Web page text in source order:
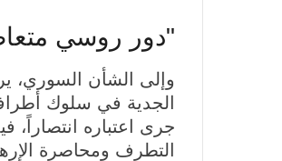
"دور روسي
وإلى الشأن السوري،
الجدية في سلوك أطراف
جرى اعتباره انتصاراً،
التطرف ومحاصرة